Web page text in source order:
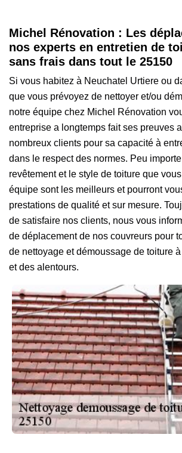
Michel Rénovation : Les
nos experts en entretien de
sans frais dans tout le 25150
Si vous habitez à Neuchatel Urtiere ou
que vous prévoyez de nettoyer et/ou
notre équipe chez Michel Rénovation
entreprise a longtemps fait ses preuves
nombreux clients pour sa capacité à
dans le respect des normes. Peu
revêtement et le style de toiture que
équipe sont les meilleurs et pourront
prestations de qualité et sur mesure.
de satisfaire nos clients, nous vous
de déplacement de nos couvreurs pour
de nettoyage et démoussage de toiture
et des alentours.